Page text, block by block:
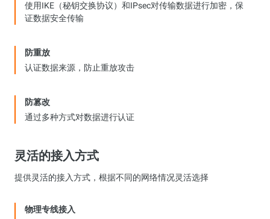
使用IKE（秘钥交换协议）和IPsec对传输数据进行加密，保
证数据安全传输
防重放
认证数据来源，防止重放攻击
防篡改
通过多种方式对数据进行认证
灵活的接入方式
提供灵活的接入方式，根据不同的网络情况灵活选择
物理专线接入